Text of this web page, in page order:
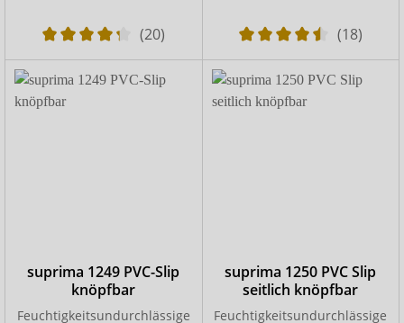
(20) (18)
suprima 1249 PVC-Slip
knöpfbar
Feuchtigkeitsundurchlässige
suprima 1250 PVC Slip
seitlich knöpfbar
Feuchtigkeitsundurchlässige